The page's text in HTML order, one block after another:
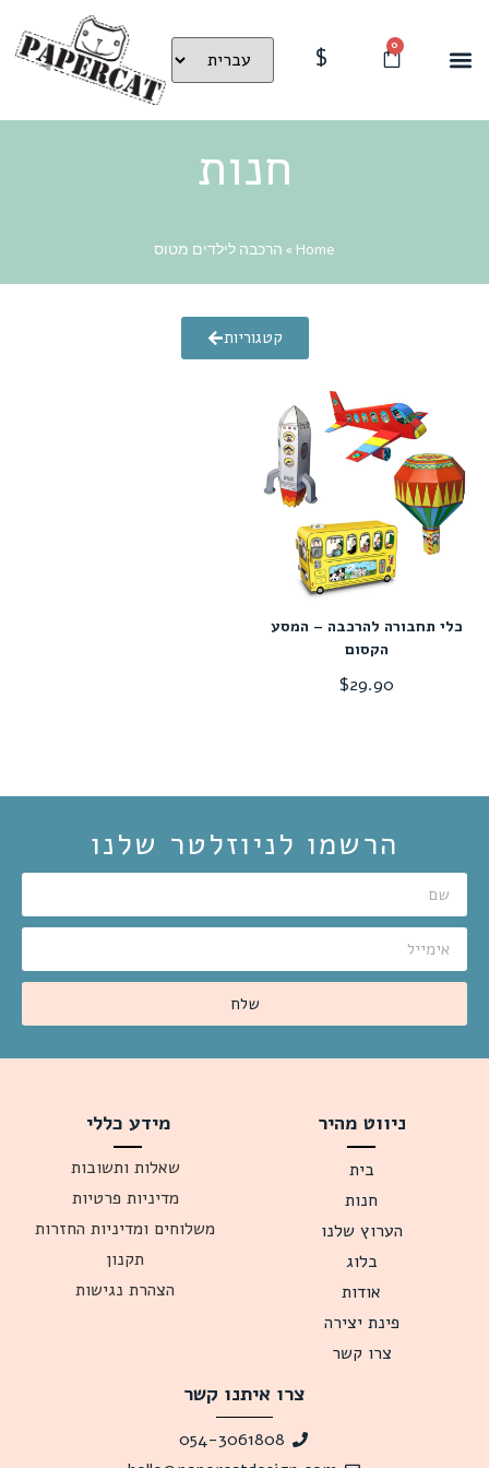
0
$
חנות
Home
» הרכבה לילדים מטוס
קטגוריות
כלי תחבורה להרכבה – המסע
הקסום
$29.90
הרשמו לניוזלטר שלנו
שלח
ניווט מהיר
בית
חנות
הערוץ שלנו
בלוג
אודות
פינת יצירה
צרו קשר
מידע כללי
שאלות ותשובות
מדיניות פרטיות
משלוחים ומדיניות החזרות
תקנון
הצהרת נגישות
צרו איתנו קשר
054-3061808